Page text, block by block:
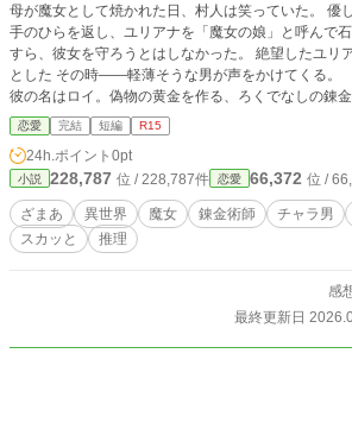
母が魔女として焼かれた日、村人は笑っていた。 優
手のひらを返し、ユリアナを「魔女の娘」と呼んで
すら、彼女を守ろうとはしなかった。 絶望したユリアナが崖から身を投げよう
とした その時――軽薄そうな男が声をかけてくる。
彼の名はロイ。偽物の黄金を作る、ろくでなしの錬
はな、だいたい偽物だ」 ロイは笑った。 「復讐、してみるか？
女の娘とチャラ男錬金術師による――村を地獄に落と
恋愛 完結 短編 R15
24h.ポイント 0pt
小説 228,787 位 / 228,787件 恋愛 66,372 位 /
ざまあ 異世界 魔女 錬金術師 チャラ男
スカッと
推理
感
最終更新日